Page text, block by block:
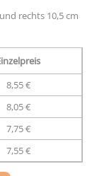
rechts 10,5 cm
8,55 €
8,05 €
7,75 €
7,55 €